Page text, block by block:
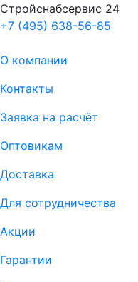
Стройснабсервис 24
+7 (495) 638-56-85
О компании
Контакты
Заявка на расчёт
Оптовикам
Доставка
Для сотрудничества
Акции
Гарантии